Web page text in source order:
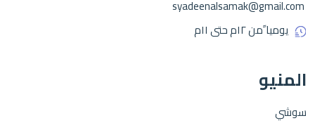
syadeenalsamak@gmail.com
يوميا ًمن ١٢م حتى ١١م
المنيو
سوشي